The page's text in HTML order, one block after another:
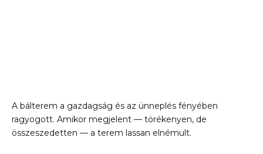
A bálterem a gazdagság és az ünneplés fényében
ragyogott. Amikor megjelent — törékenyen, de
összeszedetten — a terem lassan elnémult.